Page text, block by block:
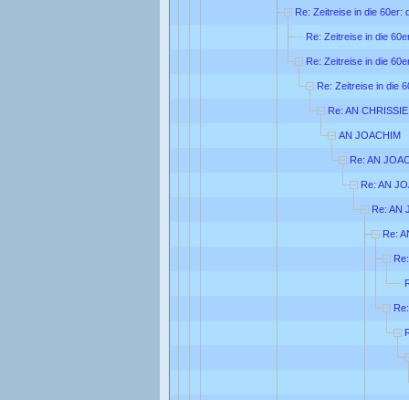
Re: Zeitreise in die 60er:
Re: Zeitreise in die
Re: Zeitreise in die
Re: Zeitreise in die
Re: AN CHRISSIE
AN JOACHIM
Re: AN
Re: AN
Re: AN
Re: